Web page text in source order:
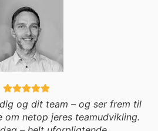
og dit team – og ser frem til
om netop jeres teamudvikling.